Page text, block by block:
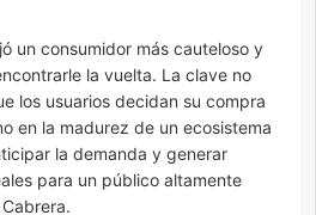
un consumidor más cauteloso y
la vuelta. La clave no
los usuarios decidan su compra
en la madurez de un ecosistema
la demanda y generar
para un público altamente